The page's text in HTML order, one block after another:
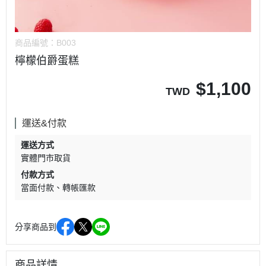
商品編號： B003
檸檬伯爵蛋糕
TWD $1,100
運送&付款
運送方式
實體門市取貨
付款方式
當面付款
轉帳匯款
分享商品到